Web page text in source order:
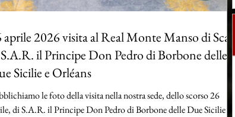
aprile 2026 visita al Real Monte Manso di Scala
il Principe Don Pedro di Borbone delle
Sicilie e Orléans
le foto della visita nella nostra sede, dello scorso 26
di S.A.R. il Principe Don Pedro di Borbone delle Due Sicilie e